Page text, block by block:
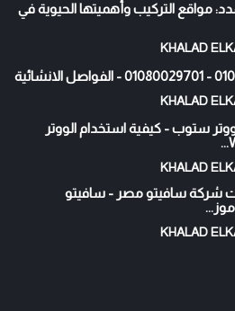
مواقع التركيب وأهميتها الحيوية في
ستوب - كيفية استخدام الووتر
شركة سافيتو مصر - سافيتو